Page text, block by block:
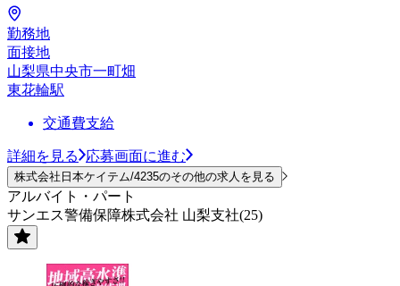
勤務地
面接地
山梨県中央市一町畑
東花輪駅
交通費支給
詳細を見る 応募画面に進む
株式会社日本ケイテム/4235のその他の求人を見る
アルバイト・パート
サンエス警備保障株式会社 山梨支社(25)